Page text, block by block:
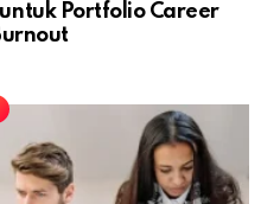
Portfolio Career